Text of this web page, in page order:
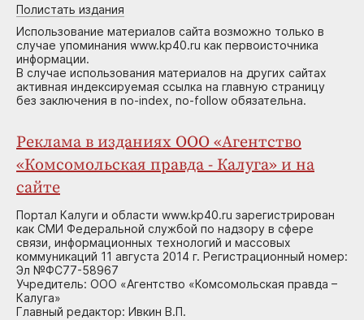
Полистать издания
Использование материалов сайта возможно только в
случае упоминания www.kp40.ru как первоисточника
информации.
В случае использования материалов на других сайтах
активная индексируемая ссылка на главную страницу
без заключения в no-index, no-follow обязательна.
Реклама в изданиях ООО «Агентство
«Комсомольская правда - Калуга» и на
сайте
Портал Калуги и области www.kp40.ru зарегистрирован
как СМИ Федеральной службой по надзору в сфере
связи, информационных технологий и массовых
коммуникаций 11 августа 2014 г. Регистрационный номер:
Эл №ФС77-58967
Учредитель: ООО «Агентство «Комсомольская правда –
Калуга»
Главный редактор: Ивкин В.П.